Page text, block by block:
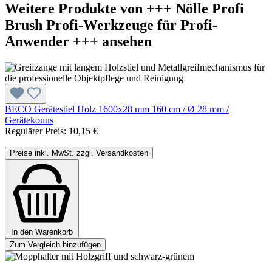
Weitere Produkte von +++ Nölle Profi
Brush Profi-Werkzeuge für Profi-
Anwender +++ ansehen
BECO Gerätestiel Holz 1600x28 mm 160 cm / Ø 28 mm /
Gerätekonus
Regulärer Preis: 10,15 €
Preise inkl. MwSt. zzgl. Versandkosten
In den Warenkorb
Zum Vergleich hinzufügen